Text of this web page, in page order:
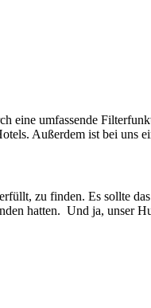
eine umfassende
Außerdem ist bei uns
zu finden. Es sollte
hatten. Und ja, unser